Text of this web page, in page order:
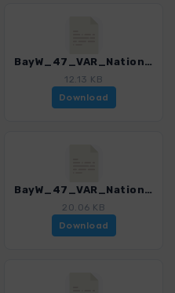
BayW_47_VAR_Nationalparkwanderung_Tag1_4225_8.gpx
12.13 KB
Download
BayW_47_VAR_Nationalparkwanderung_Tag2_4225_8.gpx
20.06 KB
Download